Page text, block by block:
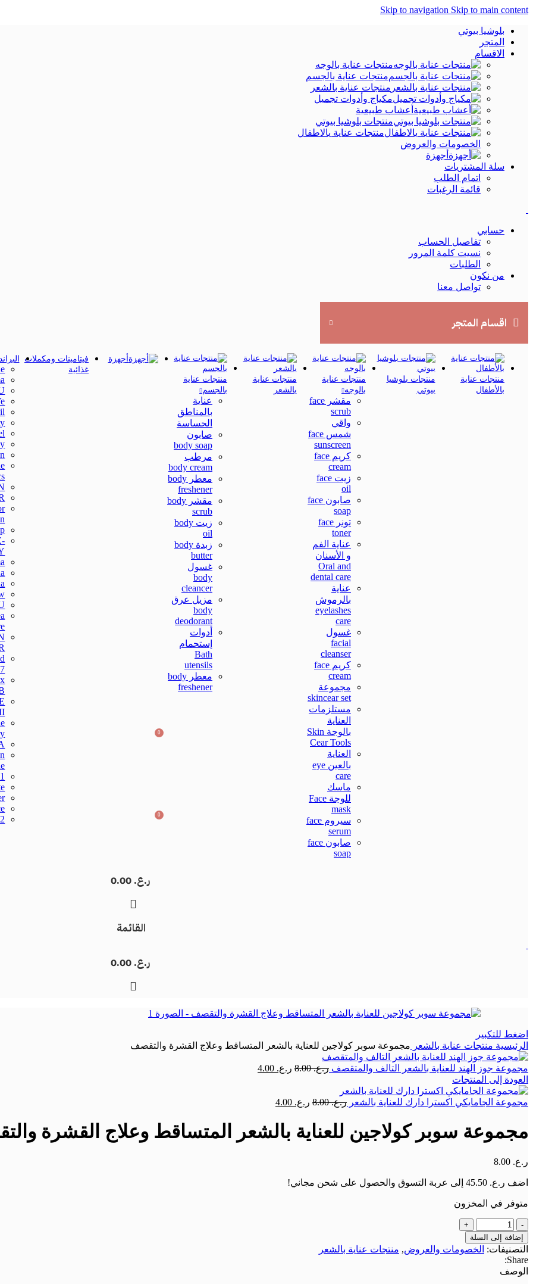
Skip to navigation Skip to main content
بلوشيا بيوتي
المتجر
الاقسام
منتجات عناية بالوجه
منتجات عناية بالجسم
منتجات عناية بالشعر
مكياج وأدوات تجميل
أعشاب طبيعية
منتجات بلوشيا بيوتي
منتجات عناية يالاطفال
الخصومات والعروض
أجهزة
سلة المشتريات
اتمام الطلب
قائمة الرغبات
حسابي
تفاصيل الحساب
نسيت كلمة المرور
الطلبات
من نكون
تواصل معنا
اقسام المتجر
منتجات عناية
بالأطفال
منتجات بلوشيا
بيوتي
منتجات عناية
بالوجه
مقشر face
scrub
واقي
شمس face
sunscreen
كريم face
cream
زيت face
oil
صابون face
soap
تونر face
toner
عناية الفم
و الأسنان
Oral and
dental care
عناية
بالرموش
eyelashes
care
غسول
facial
cleanser
كريم face
cream
مجموعة
skincear set
مستلزمات
العناية
بالوجة Skin
Cear Tools
العناية
بالعين eye
care
ماسك
للوجة Face
mask
سيروم face
serum
صابون face
soap
منتجات عناية
بالشعر
منتجات عناية
بالجسم
عناية
بالمناطق
الحساسة
صابون
body soap
مرطب
body cream
معطر body
freshener
مقشر body
scrub
زيت body
oil
زبدة body
butter
غسول
body
cleancer
مزيل عرق
body
deodorant
أدوات
إستحمام
Bath
utensils
معطر body
freshener
أجهزة
فيتامينات ومكملات
غذائية
0
ر.ع.
القائمة
0
ر.ع.
اضغط للتكبير
الرئيسية منتجات عناية بالشعر مجموعة سوبر كولاجين للعناية بالشعر المتساقط وعلاج القشرة والتقصف
مجموعة جوز الهند للعناية بالشعر التالف والمتقصف ر.ع.8.00 ر.ع.
العودة إلى المنتجات
مجموعة الجامايكي اكسترا دارك للعناية بالشعر ر.ع.8.00 ر.ع.
مجموعة سوبر كولاجين للعناية بالشعر المتساقط وعلاج القشرة
ر.ع.
اضف ر.ع. إلى عربة التسوق والحصول على شحن مجاني!
متوفر في المخزون
إضافة إلى السلة
التصنيفات: الخصومات والعروض, منتجات عناية بالشعر
Share:
الوصف